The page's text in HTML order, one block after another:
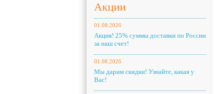
Акции
01.08.2026
Акция! 25% суммы доставки по России
за наш счет!
01.08.2026
Мы дарим скидки! Узнайте, какая у
Вас!